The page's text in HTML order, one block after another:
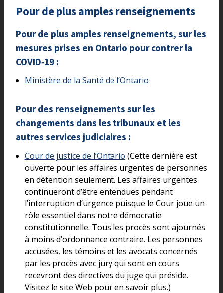
Pour de plus amples renseignements
Pour de plus amples renseignements, sur les
mesures prises en Ontario pour contrer la
COVID‑19 :
Ministère de la Santé de l’Ontario
Pour des renseignements sur les
changements dans les tribunaux et les
autres services judiciaires :
Cour de justice de l’Ontario (Cette dernière est
ouverte pour les affaires urgentes de personnes
en détention seulement. Les affaires urgentes
continueront d’être entendues pendant
l’interruption d’urgence puisque le Cour joue un
rôle essentiel dans notre démocratie
constitutionnelle. Tous les procès sont ajournés
à moins d’ordonnance contraire. Les personnes
accusées, les témoins et les avocats concernés
par les procès avec jury qui sont en cours
recevront des directives du juge qui préside.
Visitez le site Web pour en savoir plus.)